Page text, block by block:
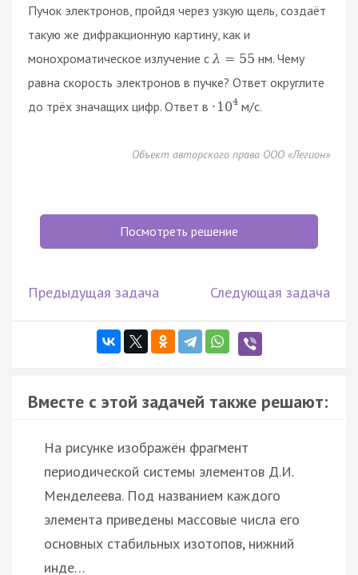
Пучок электронов, пройдя через узкую щель, создаёт
такую же дифракционную картину, как и
монохроматическое излучение с λ = 55 нм. Чему
равна скорость электронов в пучке? Ответ округлите
до трёх значащих цифр. Ответ в · 104м/с.
Объект авторского права ООО «Легион»
Посмотреть решение
Предыдущая задача Следующая задача
Вместе с этой задачей также решают:
На рисунке изображён фрагмент
периодической системы элементов Д.И.
Менделеева. Под названием каждого
элемента приведены массовые числа его
основных стабильных изотопов, нижний
инде…